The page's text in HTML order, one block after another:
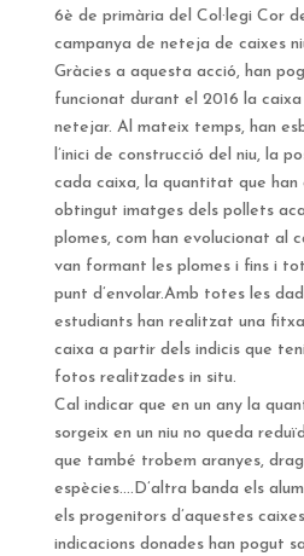
6è de primària del Col·legi Cor
campanya de neteja de caixes
Gràcies a aquesta acció, han
funcionat durant el 2016 la
netejar. Al mateix temps, han
l’inici de construcció del niu, la
cada caixa, la quantitat que han
obtingut imatges dels pollets
plomes, com han evolucionat al
van formant les plomes i fins i
punt d’envolar.Amb totes les
estudiants han realitzat una
caixa a partir dels indicis que
fotos realitzades in situ.
Cal indicar que en un any la
sorgeix en un niu no queda
que també trobem aranyes,
espècies….D’altra banda els
els progenitors d’aquestes
indicacions donades han pogut